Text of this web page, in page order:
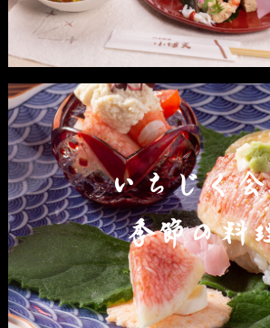
いちじく
季節の料